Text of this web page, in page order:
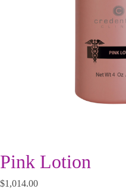
Pink Lotion
$1,014.00